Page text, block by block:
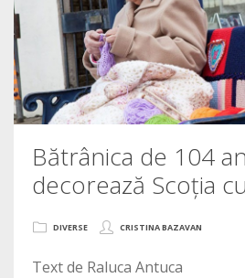
Bătrânica de 104
decorează Scoția
DIVERSE CRISTINA BAZAVAN
Text de Raluca Antuca